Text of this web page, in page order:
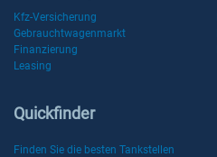
Kfz-Versicherung
Gebrauchtwagenmarkt
Finanzierung
Leasing
Quickfinder
Finden Sie die besten Tankstellen